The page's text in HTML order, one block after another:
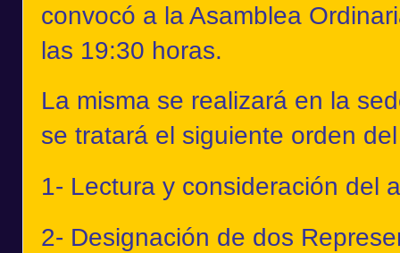
convocó a la Asamblea
las 19:30 horas.
La misma se realizará en la
se tratará el siguiente orden
1- Lectura y consideración del
2- Designación de dos